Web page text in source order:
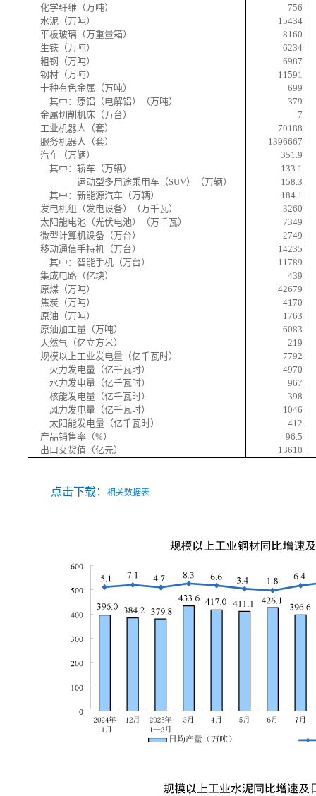
化学纤维（万吨）
756
水泥（万吨）
15434
平板玻璃（万重量箱）
8160
生铁（万吨）
6234
粗钢（万吨）
6987
钢材（万吨）
11591
十种有色金属（万吨）
699
其中：原铝（电解铝）（万吨）
379
金属切削机床（万台）
7
工业机器人（套）
70188
服务机器人（套）
1396667
汽车（万辆）
351.9
其中：轿车（万辆）
133.1
运动型多用途乘用车（SUV）（万辆）
158.3
其中：新能源汽车（万辆）
184.1
发电机组（发电设备）（万千瓦）
3260
太阳能电池（光伏电池）（万千瓦）
7349
微型计算机设备（万台）
2749
移动通信手持机（万台）
14235
其中：智能手机（万台）
11789
集成电路（亿块）
439
原煤（万吨）
42679
焦炭（万吨）
4170
原油（万吨）
1763
原油加工量（万吨）
6083
天然气（亿立方米）
219
规模以上工业发电量（亿千瓦时）
7792
火力发电量（亿千瓦时）
4970
水力发电量（亿千瓦时）
967
核能发电量（亿千瓦时）
398
风力发电量（亿千瓦时）
1046
太阳能发电量（亿千瓦时）
412
产品销售率（%）
96.5
出口交货值（亿元）
13610
点击下载： 相关数据表